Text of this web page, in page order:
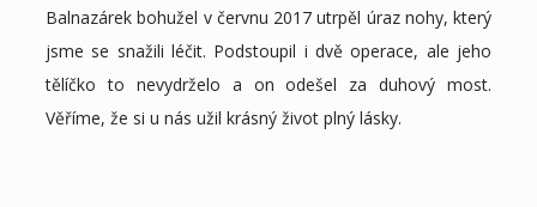
Balnazárek bohužel v červnu 2017 utrpěl úraz nohy, který
jsme se snažili léčit. Podstoupil i dvě operace, ale jeho
tělíčko to nevydrželo a on odešel za duhový most.
Věříme, že si u nás užil krásný život plný lásky.